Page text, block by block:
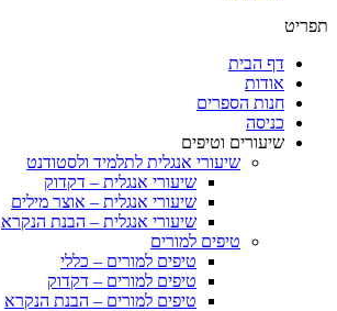
תפריט
דף הבית
אודות
חנות הספרים
כניסה
שיעורים וטיפים
שיעורי אנגלית לתלמיד ולסטודנט
שיעורי אנגלית – דקדוק
שיעורי אנגלית – אוצר מילים
שיעורי אנגלית – הבנת הנקרא
טיפים למורים
טיפים למורים – כללי
טיפים למורים – דקדוק
טיפים למורים – הבנת הנקרא